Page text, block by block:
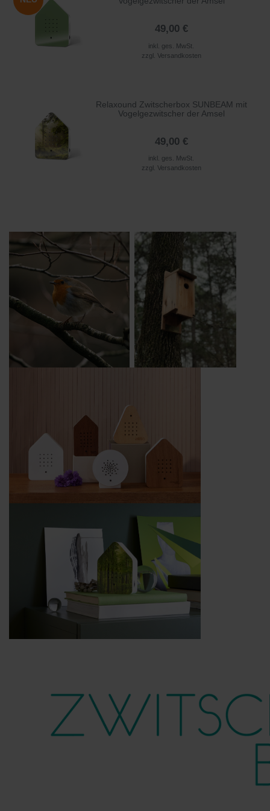
49,00 €
inkl. ges. MwSt.
zzgl. Versandkosten
Relaxound Zwitscherbox SUNBEAM mit
Vogelgezwitscher der Amsel
49,00 €
inkl. ges. MwSt.
zzgl. Versandkosten